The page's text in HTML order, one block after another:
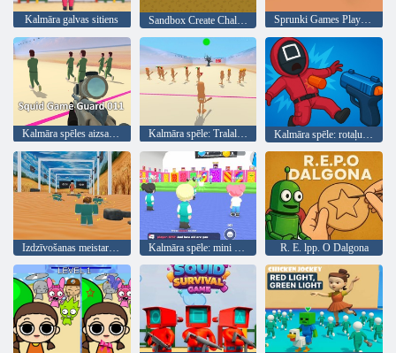
Kalmāra galvas sitiens Sandbox Create Challenge Sprunki Games Player 456
Kalmāra spēles aizsargs 011 Kalmāra spēle: Tralalero zaļā gaisma Kalmāra spēle: rotaļu laukuma šāvējs
R. E. lpp. O Dalgona